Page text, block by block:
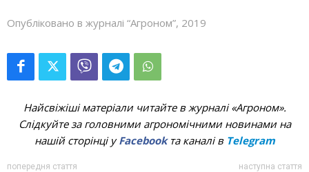
Опубліковано в журналі “Агроном”, 2019
Найсвіжіші матеріали читайте в журналі «Агроном».
Слідкуйте за головними агрономічними новинами на
нашій сторінці уFacebookта каналі в Telegram
попередня стаття наступна стаття